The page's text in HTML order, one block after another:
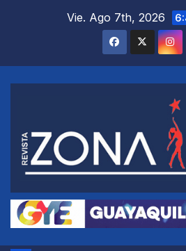
Vie. Ago 7th, 2026